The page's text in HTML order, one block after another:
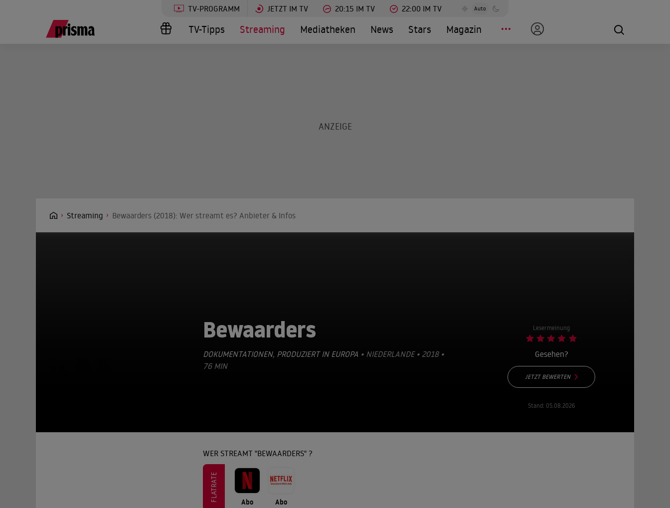
TV-PROGRAMM JETZT IM TV 20:15 IM TV 22:00 IM TV Auto
TV-Tipps Streaming Mediatheken News Stars Magazin
Streaming Bewaarders (2018): Wer streamt es? Anbieter & Infos
Bewaarders
DOKUMENTATIONEN, PRODUZIERT IN EUROPA • NIEDERLANDE • 2018 •
76 MIN
Lesermeinung
Gesehen?
JETZT BEWERTEN
Stand: 05.08.2026
WER STREAMT "BEWAARDERS" ?
FLATRATE Abo Abo